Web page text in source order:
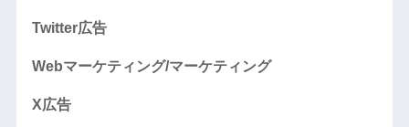
Twitter広告
Webマーケティング/マーケティング
X広告